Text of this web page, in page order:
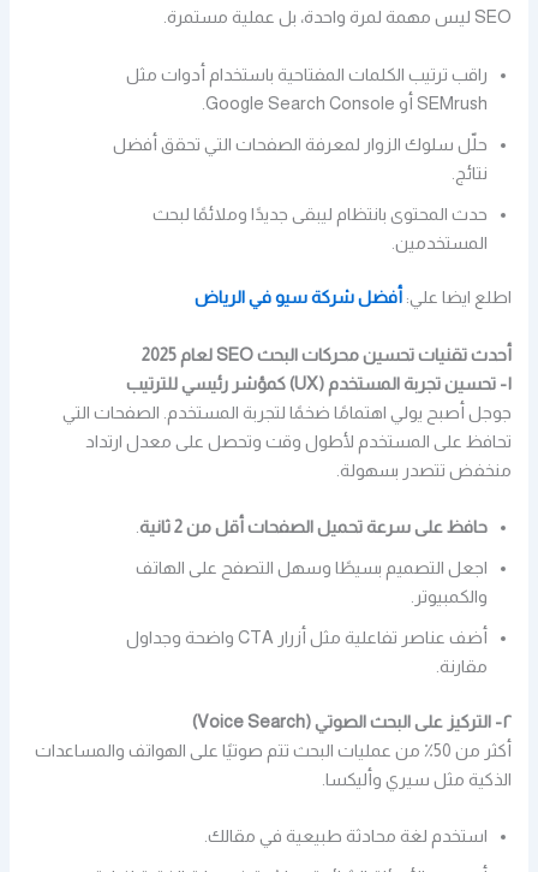
SEO ليس مهمة لمرة واحدة، بل عملية مستمرة.
راقب ترتيب الكلمات المفتاحية باستخدام أدوات مثل
SEMrush أو Google Search Console.
حلّل سلوك الزوار لمعرفة الصفحات التي تحقق أفضل
نتائج.
حدث المحتوى بانتظام ليبقى جديدًا وملائمًا لبحث
المستخدمين.
اطلع ايضا علي: أفضل شركة سيو في الرياض
أحدث تقنيات تحسين محركات البحث SEO لعام 2025
١- تحسين تجربة المستخدم (UX) كمؤشر رئيسي للترتيب
جوجل أصبح يولي اهتمامًا ضخمًا لتجربة المستخدم. الصفحات التي
تحافظ على المستخدم لأطول وقت وتحصل على معدل ارتداد
منخفض تتصدر بسهولة.
حافظ على سرعة تحميل الصفحات أقل من 2 ثانية
اجعل التصميم بسيطًا وسهل التصفح على الهاتف
والكمبيوتر.
أضف عناصر تفاعلية مثل أزرار CTA واضحة وجداول
مقارنة.
٢- التركيز على البحث الصوتي (Voice Search)
أكثر من 50٪ من عمليات البحث تتم صوتيًا على الهواتف والمساعدات
الذكية مثل سيري وأليكسا.
استخدم لغة محادثة طبيعية في مقالك.